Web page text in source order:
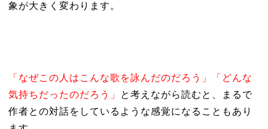
象が大きく変わります。
「なぜこの人はこんな歌を詠んだのだろう」「どんな
気持ちだったのだろう」
と考えながら読むと、まるで
作者との対話をしているような感覚になることもあり